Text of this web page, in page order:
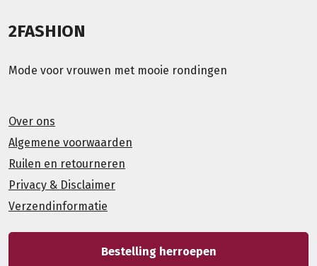
2FASHION
Mode voor vrouwen met mooie rondingen
Over ons
Algemene voorwaarden
Ruilen en retourneren
Privacy & Disclaimer
Verzendinformatie
Bestelling herroepen